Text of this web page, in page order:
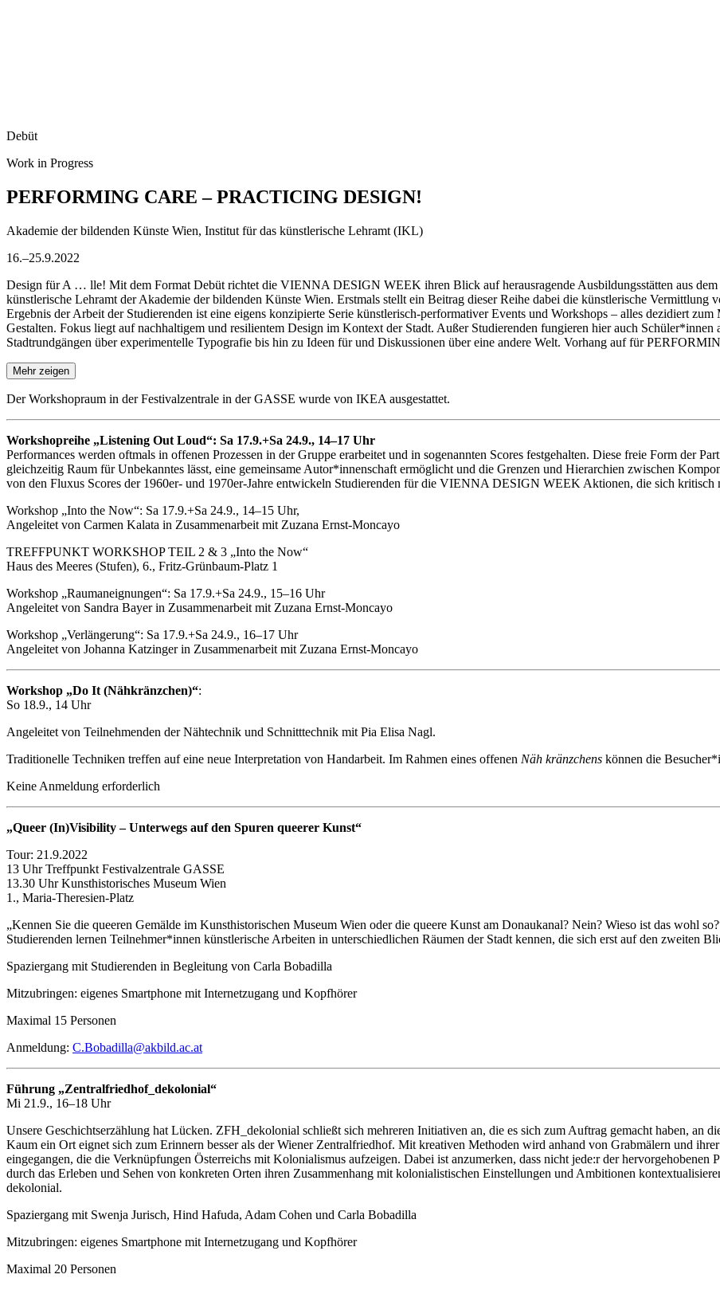
Debüt
Work in Progress
PERFORMING CARE – PRACTICING DESIGN!
Akademie der bildenden Künste Wien, Institut für das künstlerische Lehramt (IKL)
16.–25.9.2022
Design für A … lle! Mit dem Format Debüt richtet die VIENNA DESIGN WEEK ihren Blick auf herausragende Ausbildungsstätten aus dem
künstlerische Lehramt der Akademie der bildenden Künste Wien. Erstmals stellt ein Beitrag dieser Reihe dabei die künstlerische
Ergebnis der Arbeit der Studierenden ist eine eigens konzipierte Serie künstlerisch-performativer Events und Workshops – alles dezidiert
Gestalten. Fokus liegt auf nachhaltigem und resilientem Design im Kontext der Stadt. Außer Studierenden fungieren hier auch
Stadtrundgängen über experimentelle Typografie bis hin zu Ideen für und Diskussionen über eine andere Welt. Vorhang auf für
Mehr zeigen
Der Workshopraum in der Festivalzentrale in der GASSE wurde von IKEA ausgestattet.
Workshopreihe „Listening Out Loud“: Sa 17.9.+Sa 24.9., 14–17 Uhr
Performances werden oftmals in offenen Prozessen in der Gruppe erarbeitet und in sogenannten Scores festgehalten. Diese freie Form der
gleichzeitig Raum für Unbekanntes lässt, eine gemeinsame Autor*innenschaft ermöglicht und die Grenzen und Hierarchien zwischen
von den Fluxus Scores der 1960er- und 1970er-Jahre entwickeln Studierenden für die VIENNA DESIGN WEEK Aktionen, die sich kritisch
Workshop „Into the Now“: Sa 17.9.+Sa 24.9., 14–15 Uhr,
Angeleitet von Carmen Kalata in Zusammenarbeit mit Zuzana Ernst-Moncayo
TREFFPUNKT WORKSHOP TEIL 2 & 3 „Into the Now“
Haus des Meeres (Stufen), 6., Fritz-Grünbaum-Platz 1
Workshop „Raumaneignungen“: Sa 17.9.+Sa 24.9., 15–16 Uhr
Angeleitet von Sandra Bayer in Zusammenarbeit mit Zuzana Ernst-Moncayo
Workshop „Verlängerung“: Sa 17.9.+Sa 24.9., 16–17 Uhr
Angeleitet von Johanna Katzinger in Zusammenarbeit mit Zuzana Ernst-Moncayo
Workshop „Do It (Nähkränzchen)“:
So 18.9., 14 Uhr
Angeleitet von Teilnehmenden der Nähtechnik und Schnitttechnik mit Pia Elisa Nagl.
Traditionelle Techniken treffen auf eine neue Interpretation von Handarbeit. Im Rahmen eines offenen Näh kränzchens können die
Keine Anmeldung erforderlich
„Queer (In)Visibility – Unterwegs auf den Spuren queerer Kunst“
Tour: 21.9.2022
13 Uhr Treffpunkt Festivalzentrale GASSE
13.30 Uhr Kunsthistorisches Museum Wien
1., Maria-Theresien-Platz
„Kennen Sie die queeren Gemälde im Kunsthistorischen Museum Wien oder die queere Kunst am Donaukanal? Nein? Wieso ist das wohl
Studierenden lernen Teilnehmer*innen künstlerische Arbeiten in unterschiedlichen Räumen der Stadt kennen, die sich erst auf den zweiten
Spaziergang mit Studierenden in Begleitung von Carla Bobadilla
Mitzubringen: eigenes Smartphone mit Internetzugang und Kopfhörer
Maximal 15 Personen
Anmeldung: C.Bobadilla@akbild.ac.at
Führung „Zentralfriedhof_dekolonial“
Mi 21.9., 16–18 Uhr
Unsere Geschichtserzählung hat Lücken. ZFH_dekolonial schließt sich mehreren Initiativen an, die es sich zum Auftrag gemacht haben, an
Kaum ein Ort eignet sich zum Erinnern besser als der Wiener Zentralfriedhof. Mit kreativen Methoden wird anhand von Grabmälern und
eingegangen, die die Verknüpfungen Österreichs mit Kolonialismus aufzeigen. Dabei ist anzumerken, dass nicht jede:r der
durch das Erleben und Sehen von konkreten Orten ihren Zusammenhang mit kolonialistischen Einstellungen und Ambitionen
dekolonial.
Spaziergang mit Swenja Jurisch, Hind Hafuda, Adam Cohen und Carla Bobadilla
Mitzubringen: eigenes Smartphone mit Internetzugang und Kopfhörer
Maximal 20 Personen